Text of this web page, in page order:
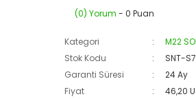
(0) Yorum - 0 Puan
Kategori
M22
Stok Kodu
SNT-
Garanti Süresi
24 Ay
Fiyat
46,20